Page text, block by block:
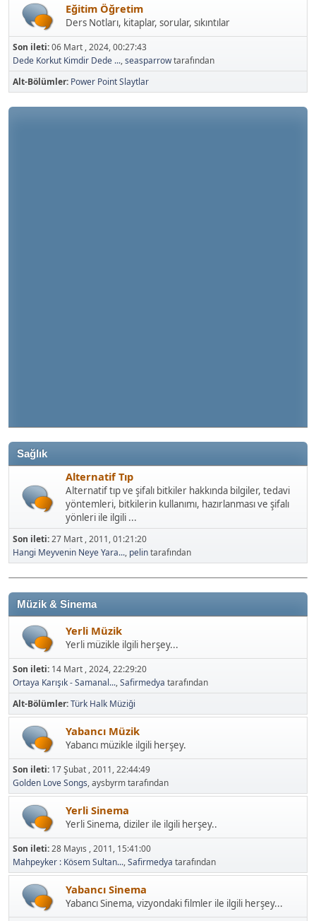
Eğitim Öğretim
Ders Notları, kitaplar, sorular, sıkıntılar
Son ileti:06 Mart , 2024, 00:27:43
Dede Korkut Kimdir Dede ...,seasparrowtarafından
Alt-Bölümler Power Point Slaytlar
Sağlık
Alternatif Tıp
Alternatif tıp ve şifalı bitkiler hakkında bilgiler, tedavi
yöntemleri, bitkilerin kullanımı, hazırlanması ve şifalı
yönleri ile ilgili ...
Son ileti:27 Mart , 2011, 01:21:20
Hangi Meyvenin Neye Yara..., pelintarafından
Müzik & Sinema
Yerli Müzik
Yerli müzikle ilgili herşey...
Son ileti: 14 Mart , 2024, 22:29:20
Ortaya Karışık - Samanal...,Safirmedya tarafından
Alt-Bölümler Türk Halk Müziği
Yabancı Müzik
Yabancı müzikle ilgili herşey.
Son ileti: 17 Şubat , 2011, 22:44:49
Golden Love Songs, aysbyrm tarafından
Yerli Sinema
Yerli Sinema, diziler ile ilgili herşey..
Son ileti:28 Mayıs , 2011, 15:41:00
Mahpeyker : Kösem Sultan...,Safirmedya tarafından
Yabancı Sinema
Yabancı Sinema, vizyondaki filmler ile ilgili herşey...